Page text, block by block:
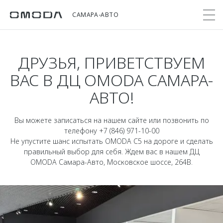
САМАРА-АВТО
Модели
C7
от 2 739 000 ₽*
Покупателям
Записаться на тест-драйв
Cпецпредложения
Прайс-листы
Кредит и страхование
Кредитные программы
Владельцам
Кузовной ремонт
Поддержка
Помощь на дороге
Гарантия
Дополнительная техническая поддержка
Руководства по эксплуатации
Мир OMODA
Онлайн-сервисы
Приложение O&J
Клуб владельцев OMODA
Бренд JAECOO
Правовая информация
ДРУЗЬЯ, ПРИВЕТСТВУЕМ
ВАС В ДЦ OMODA САМАРА-
АВТО!
Вы можете записаться на нашем сайте или позвонить по
телефону +7 (846) 971-10-00
Не упустите шанс испытать OMODA C5 на дороге и сделать
правильный выбор для себя. Ждем вас в нашем ДЦ
OMODA Самара-Авто, Московское шоссе, 264В.